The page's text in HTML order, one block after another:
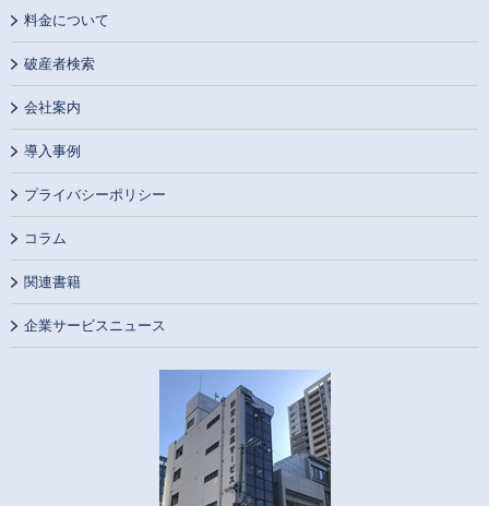
料金について
破産者検索
会社案内
導入事例
プライバシーポリシー
コラム
関連書籍
企業サービスニュース